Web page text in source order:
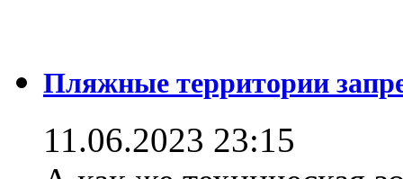
Пляжные территории
11.06.2023 23:15